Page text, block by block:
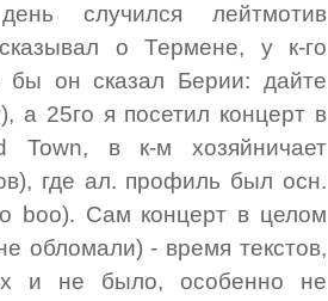
случился лейтмотив
о Термене, у к-го
он сказал Берии: дайте
а 25го я посетил концерт в
Town, в к-м хозяйничает
где ал. профиль был осн.
boo). Сам концерт в целом
обломали) - время текстов,
и не было, особенно не